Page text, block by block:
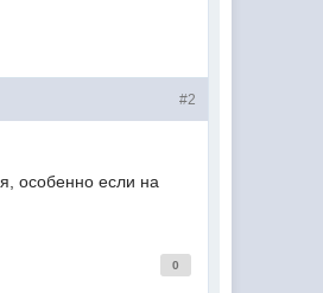
#2
особенно если на
0